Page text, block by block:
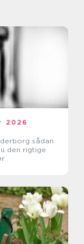
2026
sådan
den rigtige